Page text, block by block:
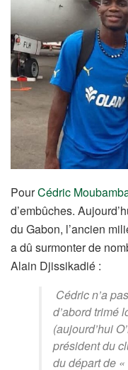
PourCédric
d’embûches.
du Gabon, l’ancien
a dû surmonter de
Alain Djissikadié :
Cédric n’a
d’abord trimé
(aujourd’hui
président du
du départ de